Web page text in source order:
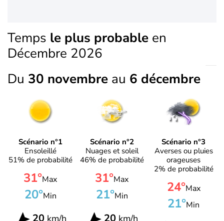
Temps le plus probable en
Décembre 2026
Du 30 novembre au 6 décembre
Scénario n°1
Ensoleillé
51% de probabilité
31°Max
20°Min
20km/h
Scénario n°2
Nuages et soleil
46% de probabilité
31°Max
21°Min
20km/h
Scénario n°3
Averses ou pluies
orageuses
2% de probabilité
24°Max
21°Min